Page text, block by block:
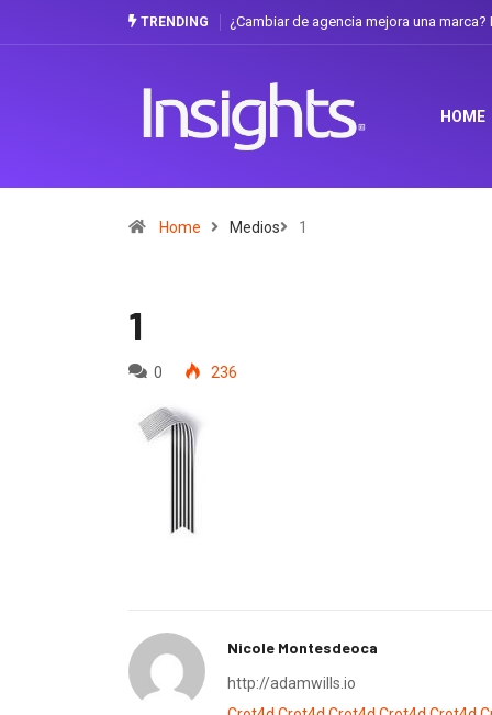
TRENDING¿Cambiar de agencia mejora una marca? La
HOME
Home Medios 1
1
0 236
Nicole Montesdeoca
http://adamwills.io